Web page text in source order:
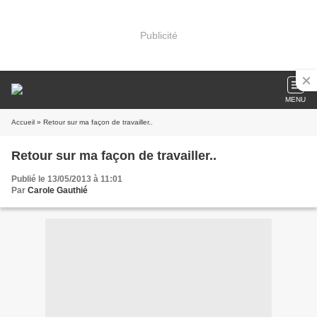
Publicité
MENU
Accueil » Retour sur ma façon de travailler..
Retour sur ma façon de travailler..
Publié le 13/05/2013 à 11:01
Par Carole Gauthié